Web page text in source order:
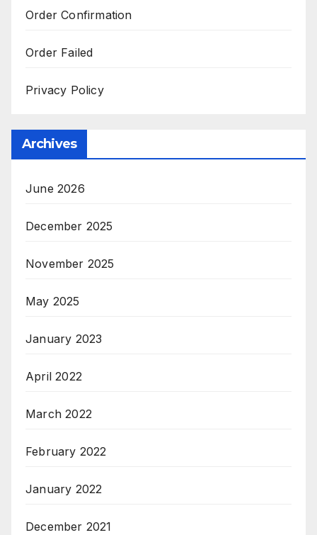
Order Confirmation
Order Failed
Privacy Policy
Archives
June 2026
December 2025
November 2025
May 2025
January 2023
April 2022
March 2022
February 2022
January 2022
December 2021